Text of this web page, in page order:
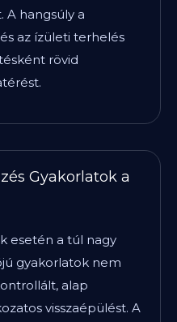
A hangsúly a
az ízületi terhelés
rövid
Gyakorlatok a
esetén a túl nagy
gyakorlatok nem
alap
visszaépülést. A